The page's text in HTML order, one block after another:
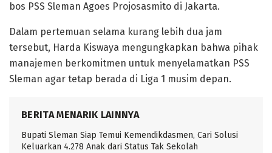
bos PSS Sleman Agoes Projosasmito di Jakarta.
Dalam pertemuan selama kurang lebih dua jam
tersebut, Harda Kiswaya mengungkapkan bahwa pihak
manajemen berkomitmen untuk menyelamatkan PSS
Sleman agar tetap berada di Liga 1 musim depan.
BERITA MENARIK LAINNYA
Bupati Sleman Siap Temui Kemendikdasmen, Cari Solusi
Keluarkan 4.278 Anak dari Status Tak Sekolah